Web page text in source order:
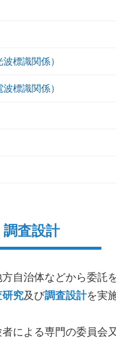
標識関係）
標識関係）
査設計
自治体などから委託
究及び調査設計を実
による専門の委員会